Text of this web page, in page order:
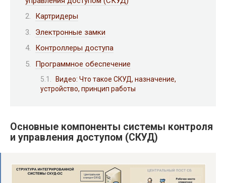
Картридеры
Электронные замки
Контроллеры доступа
Программное обеспечение
Видео: Что такое СКУД, назначение,
устройство, принцип работы
Основные компоненты системы контроля
и управления доступом (СКУД)